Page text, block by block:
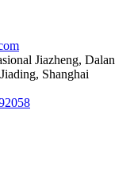
Jiazheng, Dalan
Shanghai